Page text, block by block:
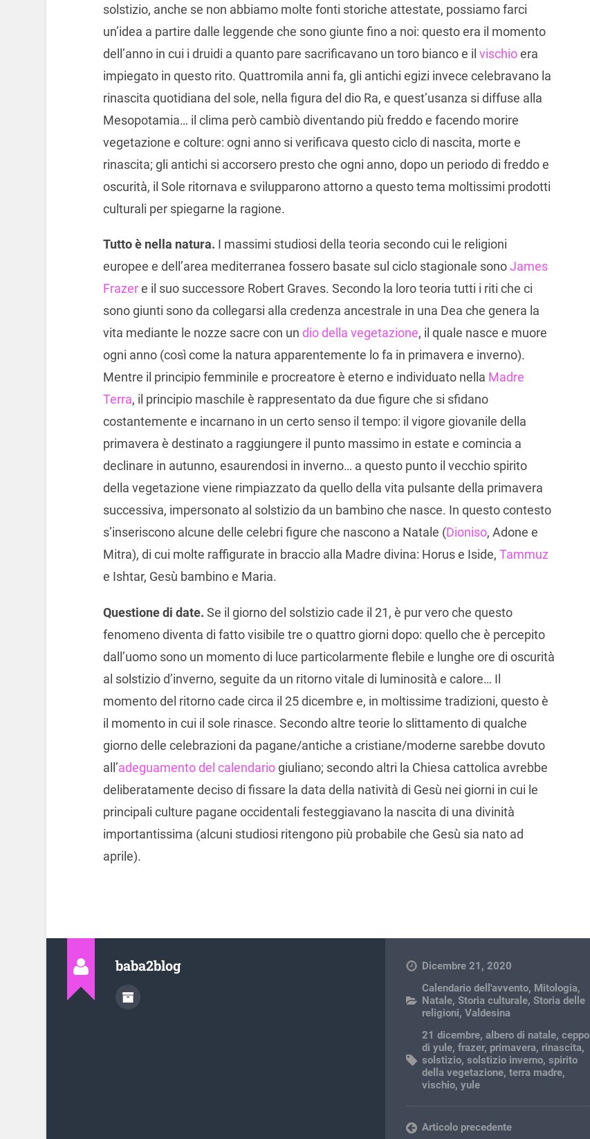
solstizio, anche se non abbiamo molte fonti storiche attestate, possiamo farci
un’idea a partire dalle leggende che sono giunte fino a noi: questo era il momento
dell’anno in cui i druidi a quanto pare sacrificavano un toro bianco e il vischioera
impiegato in questo rito. Quattromila anni fa, gli antichi egizi invece celebravano la
rinascita quotidiana del sole, nella figura del dio Ra, e quest’usanza si diffuse alla
Mesopotamia… il clima però cambiò diventando più freddo e facendo morire
vegetazione e colture: ogni anno si verificava questo ciclo di nascita, morte e
rinascita; gli antichi si accorsero presto che ogni anno, dopo un periodo di freddo e
oscurità, il Sole ritornava e svilupparono attorno a questo tema moltissimi prodotti
culturali per spiegarne la ragione.
Tutto è nella natura. I massimi studiosi della teoria secondo cui le religioni
europee e dell’area mediterranea fossero basate sul ciclo stagionale sonoJames
Frazere il suo successore Robert Graves. Secondo la loro teoria tutti i riti che ci
sono giunti sono da collegarsi alla credenza ancestrale in una Dea che genera la
vita mediante le nozze sacre con un dio della vegetazione, il quale nasce e muore
ogni anno (così come la natura apparentemente lo fa in primavera e inverno).
Mentre il principio femminile e procreatore è eterno e individuato nella Madre
Terra, il principio maschile è rappresentato da due figure che si sfidano
costantemente e incarnano in un certo senso il tempo: il vigore giovanile della
primavera è destinato a raggiungere il punto massimo in estate e comincia a
declinare in autunno, esaurendosi in inverno… a questo punto il vecchio spirito
della vegetazione viene rimpiazzato da quello della vita pulsante della primavera
successiva, impersonato al solstizio da un bambino che nasce. In questo contesto
s’inseriscono alcune delle celebri figure che nascono a Natale (Dioniso, Adone e
Mitra), di cui molte raffigurate in braccio alla Madre divina: Horus e Iside, Tammuz
e Ishtar, Gesù bambino e Maria.
Questione di date. Se il giorno del solstizio cade il 21, è pur vero che questo
fenomeno diventa di fatto visibile tre o quattro giorni dopo: quello che è percepito
dall’uomo sono un momento di luce particolarmente flebile e lunghe ore di oscurità
al solstizio d’inverno, seguite da un ritorno vitale di luminosità e calore… Il
momento del ritorno cade circa il 25 dicembre e, in moltissime tradizioni, questo è
il momento in cui il sole rinasce. Secondo altre teorie lo slittamento di qualche
giorno delle celebrazioni da pagane/antiche a cristiane/moderne sarebbe dovuto
all’adeguamento del calendariogiuliano; secondo altri la Chiesa cattolica avrebbe
deliberatamente deciso di fissare la data della natività di Gesù nei giorni in cui le
principali culture pagane occidentali festeggiavano la nascita di una divinità
importantissima (alcuni studiosi ritengono più probabile che Gesù sia nato ad
aprile).
baba2blog
Dicembre 21, 2020
Calendario dell'avvento, Mitologia,
Natale,Storia culturale,Storia delle
religioni,Valdesina
21 dicembre,albero di natale,ceppo
di yule,frazer, primavera, rinascita,
solstizio,solstizio inverno,spirito
della vegetazione,terra madre,
vischio,yule
Articolo precedente